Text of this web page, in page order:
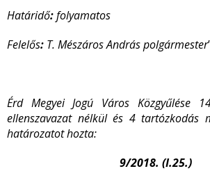
Határidő:folyamatos
Felelős: T. Mészáros András polgármester
Érd Megyei Jogú Város Közgyűlése
ellenszavazat nélkül és 4 tartózkodás
határozatot hozta:
9/2018. (I.25.)